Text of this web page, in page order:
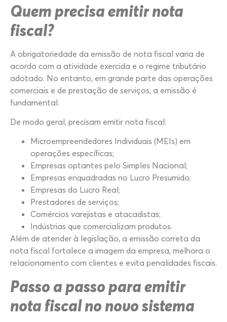
Quem precisa emitir nota
fiscal?
A obrigatoriedade da emissão de nota fiscal varia de
acordo com a atividade exercida e o regime tributário
adotado. No entanto, em grande parte das operações
comerciais e de prestação de serviços, a emissão é
fundamental.
De modo geral, precisam emitir nota fiscal:
Microempreendedores Individuais (MEIs) em
operações específicas;
Empresas optantes pelo Simples Nacional;
Empresas enquadradas no Lucro Presumido;
Empresas do Lucro Real;
Prestadores de serviços;
Comércios varejistas e atacadistas;
Indústrias que comercializam produtos.
Além de atender à legislação, a emissão correta da
nota fiscal fortalece a imagem da empresa, melhora o
relacionamento com clientes e evita penalidades fiscais.
Passo a passo para emitir
nota fiscal no novo sistema